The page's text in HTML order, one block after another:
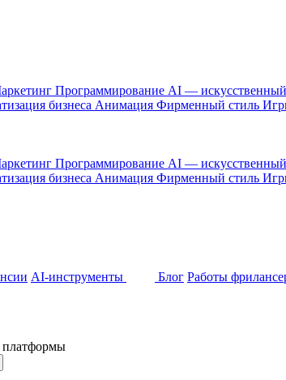
Программирование AI — искусственный
бизнеса Анимация Фирменный стиль
Программирование AI — искусственный
бизнеса Анимация Фирменный стиль
AI-инструменты Блог Работы
платформы